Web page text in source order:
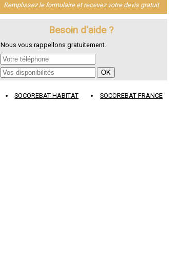
Remplissez le formulaire et recevez votre devis gratuit
Besoin d'aide ?
Nous vous rappellons gratuitement.
SOCOREBAT HABITAT SOCOREBAT FRANCE